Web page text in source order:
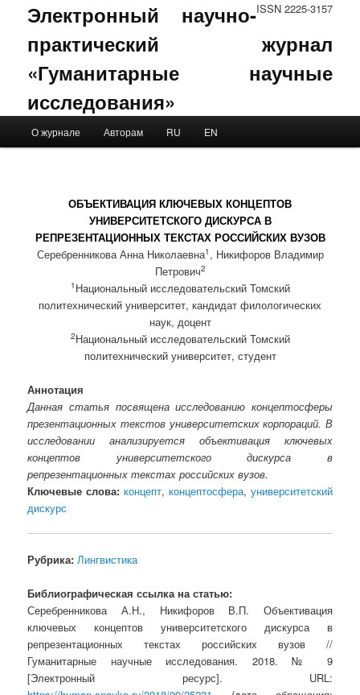
ISSN 2225-3157
Электронный научно-
практический журнал
«Гуманитарные научные
исследования»
Skip to primary content
Skip to secondary content
О журнале Авторам RU EN
ОБЪЕКТИВАЦИЯ КЛЮЧЕВЫХ КОНЦЕПТОВ
УНИВЕРСИТЕТСКОГО ДИСКУРСА В
РЕПРЕЗЕНТАЦИОННЫХ ТЕКСТАХ РОССИЙСКИХ ВУЗОВ
Серебренникова Анна Николаевна1 , Никифоров Владимир
Петрович2
1 Национальный исследовательский Томский
политехнический университет, кандидат филологических
наук, доцент
2Национальный исследовательский Томский
политехнический университет, студент
Аннотация
Данная статья посвящена исследованию концептосферы
презентационных текстов университетских корпораций. В
исследовании анализируется объективация ключевых
концептов университетского дискурса в
репрезентационных текстах российских вузов.
Ключевые слова: концепт, концептосфера, университетский
дискурс
Рубрика: Лингвистика
Библиографическая ссылка на статью:
Серебренникова А.Н., Никифоров В.П. Объективация
ключевых концептов университетского дискурса в
репрезентационных текстах российских вузов //
Гуманитарные научные исследования. 2018. № 9
[Электронный ресурс]. URL: